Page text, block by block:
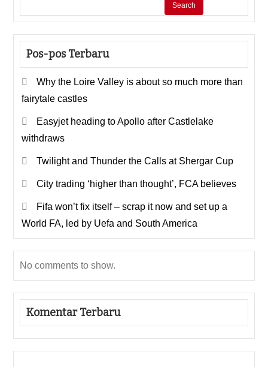
Search
Pos-pos Terbaru
Why the Loire Valley is about so much more than
fairytale castles
Easyjet heading to Apollo after Castlelake
withdraws
Twilight and Thunder the Calls at Shergar Cup
City trading ‘higher than thought’, FCA believes
Fifa won’t fix itself – scrap it now and set up a
World FA, led by Uefa and South America
No comments to show.
Komentar Terbaru